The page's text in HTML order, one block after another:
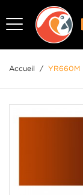
Accueil / YR660M